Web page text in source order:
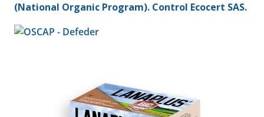
(National Organic Program). Control Ecocert SAS.